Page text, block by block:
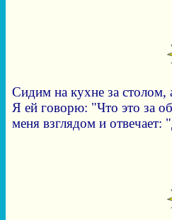
Сидим на кухне за столом,
Я ей говорю: "Что это за
меня взглядом и отвечает: